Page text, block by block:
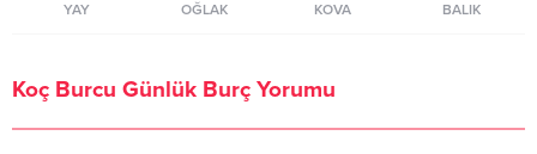
YAY OĞLAK KOVA BALIK
Koç Burcu Günlük Burç Yorumu